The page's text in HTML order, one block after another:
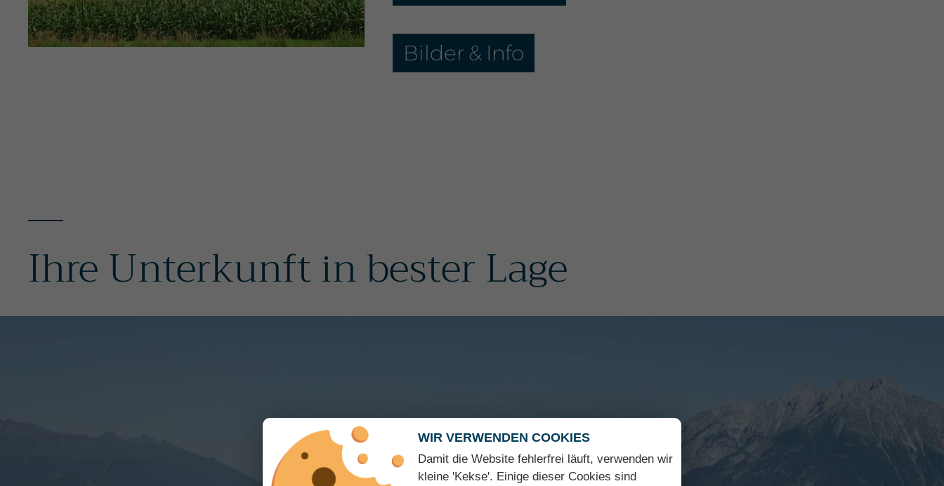
Bilder & Info
Ihre Unterkunft in bester Lage
WIR VERWENDEN COOKIES
Damit die Website fehlerfrei läuft, verwenden wir
kleine 'Kekse'. Einige dieser Cookies sind